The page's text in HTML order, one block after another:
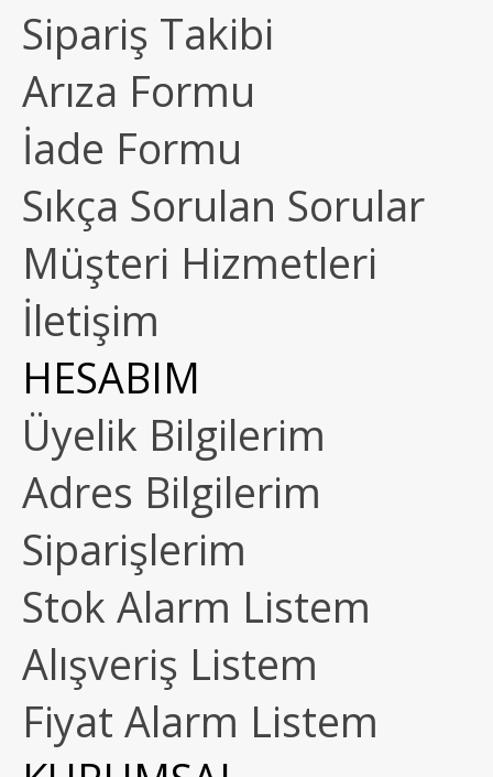
Sipariş Takibi
Arıza Formu
İade Formu
Sıkça Sorulan Sorular
Müşteri Hizmetleri
İletişim
HESABIM
Üyelik Bilgilerim
Adres Bilgilerim
Siparişlerim
Stok Alarm Listem
Alışveriş Listem
Fiyat Alarm Listem